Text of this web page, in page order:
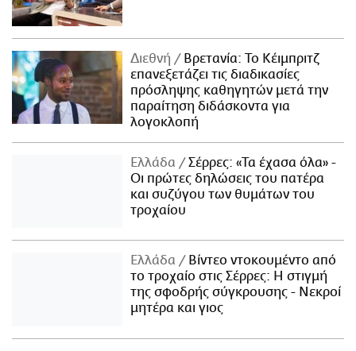
Διεθνή
Βρετανία: Το Κέιμπριτζ
επανεξετάζει τις διαδικασίες
πρόσληψης καθηγητών μετά την
παραίτηση διδάσκοντα για
λογοκλοπή
Ελλάδα
Σέρρες: «Τα έχασα όλα» -
Οι πρώτες δηλώσεις του πατέρα
και συζύγου των θυμάτων του
τροχαίου
Ελλάδα
Βίντεο ντοκουμέντο από
το τροχαίο στις Σέρρες: Η στιγμή
της σφοδρής σύγκρουσης - Νεκροί
μητέρα και γιος